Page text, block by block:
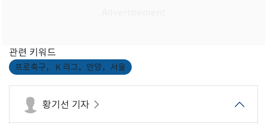
관련 키워드
프로축구，Ｋ리그，안양，서울
황기선 기자